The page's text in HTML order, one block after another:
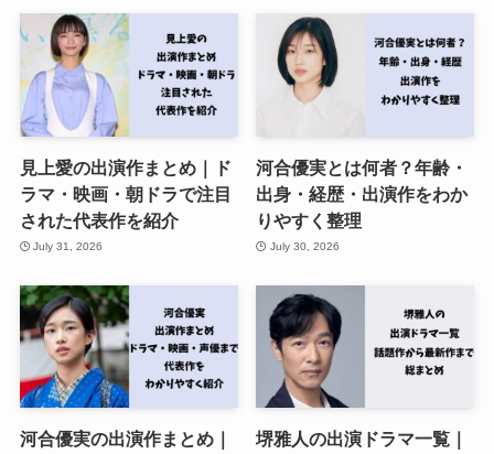
見上愛の出演作まとめ｜ド
ラマ・映画・朝ドラで注目
された代表作を紹介
July 31, 2026
河合優実とは何者？年齢・
出身・経歴・出演作をわか
りやすく整理
July 30, 2026
河合優実の出演作まとめ｜
堺雅人の出演ドラマ一覧｜